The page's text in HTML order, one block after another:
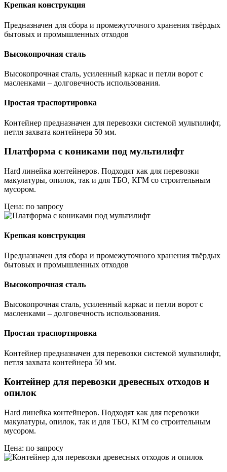
Крепкая конструкция
Предназначен для сбора и промежуточного хранения твёрдых
бытовых и промышленных отходов
Высокопрочная сталь
Высокопрочная сталь, усиленный каркас и петли ворот с
масленками – долговечность использования.
Простая траспортировка
Контейнер предназначен для перевозки системой мультилифт,
петля захвата контейнера 50 мм.
Платформа с кониками под мультилифт
Hard линейка контейнеров. Подходят как для перевозки
макулатуры, опилок, так и для ТБО, КГМ со строительным
мусором.
Цена: по запросу
Крепкая конструкция
Предназначен для сбора и промежуточного хранения твёрдых
бытовых и промышленных отходов
Высокопрочная сталь
Высокопрочная сталь, усиленный каркас и петли ворот с
масленками – долговечность использования.
Простая траспортировка
Контейнер предназначен для перевозки системой мультилифт,
петля захвата контейнера 50 мм.
Контейнер для перевозки древесных отходов и
опилок
Hard линейка контейнеров. Подходят как для перевозки
макулатуры, опилок, так и для ТБО, КГМ со строительным
мусором.
Цена: по запросу